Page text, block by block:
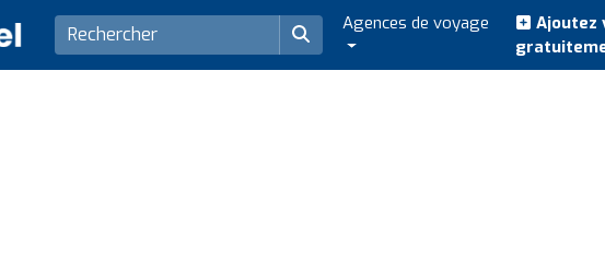
Agences de voyage
Ajoutez